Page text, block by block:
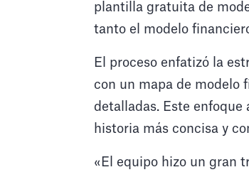
plantilla gratuita de
tanto el modelo
El proceso enfatizó la
con un mapa de modelo
detalladas. Este
historia más concisa y
«El equipo hizo un gran